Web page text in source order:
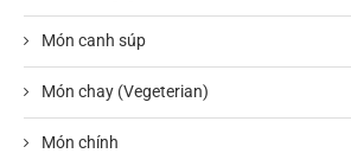
Món canh súp
Món chay (Vegeterian)
Món chính